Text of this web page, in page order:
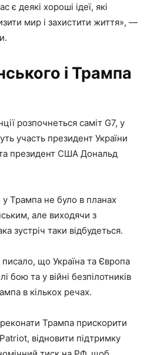
є деякі хороші ідеї, які
мир і захистити життя», —
і Трампа
розпочнеться саміт G7, у
участь президент України
президент США Дональд
Трампа не було в планах
але виходячи з
зустріч таки відбудеться.
що Україна та Європа
бою та у війні безпілотників
в кількох речах.
Трампа прискорити
відновити підтримку